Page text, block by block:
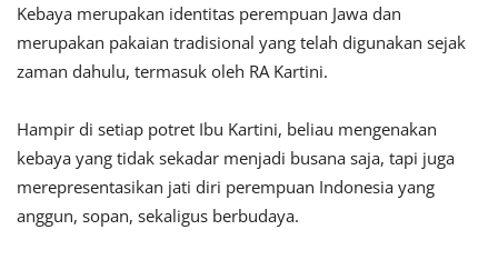
Kebaya merupakan identitas perempuan Jawa dan
merupakan pakaian tradisional yang telah digunakan sejak
zaman dahulu, termasuk oleh RA Kartini.
Hampir di setiap potret Ibu Kartini, beliau mengenakan
kebaya yang tidak sekadar menjadi busana saja, tapi juga
merepresentasikan jati diri perempuan Indonesia yang
anggun, sopan, sekaligus berbudaya.